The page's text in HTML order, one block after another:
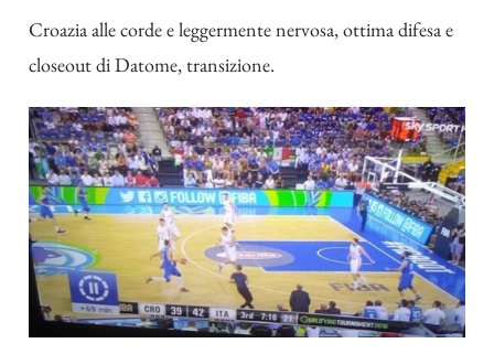
Croazia alle corde e leggermente nervosa, ottima difesa e
closeout di Datome, transizione.